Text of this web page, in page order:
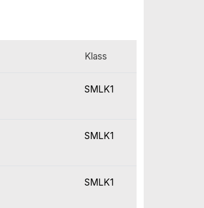
Klass
SMLK1
SMLK1
SMLK1